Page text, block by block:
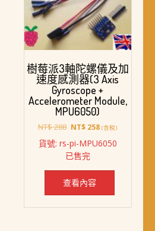
樹莓派3軸陀螺儀及加
速度感測器(3 Axis
Gyroscope +
Accelerometer Module,
MPU6050)
NT$288 原
價
格：
NT$ 288。
NT$ 258目
價
NT$ 258。
(含稅)
貨號: rs-pi-MPU6050
已售完
查看內容